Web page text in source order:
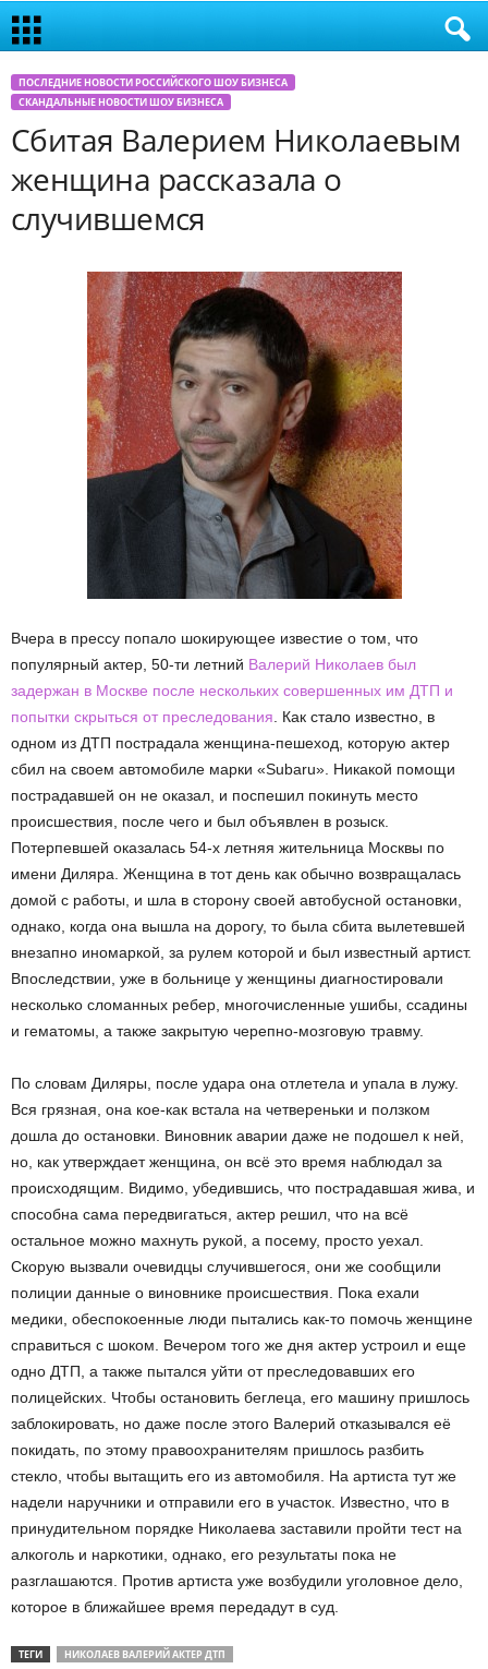
ПОСЛЕДНИЕ НОВОСТИ РОССИЙСКОГО ШОУ БИЗНЕСА
СКАНДАЛЬНЫЕ НОВОСТИ ШОУ БИЗНЕСА
Сбитая Валерием Николаевым
женщина рассказала о
случившемся
Вчера в прессу попало шокирующее известие о том, что
популярный актер, 50-ти летний Валерий Николаев был
задержан в Москве после нескольких совершенных им ДТП и
попытки скрыться от преследования . Как стало известно, в
одном из ДТП пострадала женщина-пешеход, которую актер
сбил на своем автомобиле марки «Subaru». Никакой помощи
пострадавшей он не оказал, и поспешил покинуть место
происшествия, после чего и был объявлен в розыск.
Потерпевшей оказалась 54-х летняя жительница Москвы по
имени Диляра. Женщина в тот день как обычно возвращалась
домой с работы, и шла в сторону своей автобусной остановки,
однако, когда она вышла на дорогу, то была сбита вылетевшей
внезапно иномаркой, за рулем которой и был известный артист.
Впоследствии, уже в больнице у женщины диагностировали
несколько сломанных ребер, многочисленные ушибы, ссадины
и гематомы, а также закрытую черепно-мозговую травму.
По словам Диляры, после удара она отлетела и упала в лужу.
Вся грязная, она кое-как встала на четвереньки и ползком
дошла до остановки. Виновник аварии даже не подошел к ней,
но, как утверждает женщина, он всё это время наблюдал за
происходящим. Видимо, убедившись, что пострадавшая жива, и
способна сама передвигаться, актер решил, что на всё
остальное можно махнуть рукой, а посему, просто уехал.
Скорую вызвали очевидцы случившегося, они же сообщили
полиции данные о виновнике происшествия. Пока ехали
медики, обеспокоенные люди пытались как-то помочь женщине
справиться с шоком. Вечером того же дня актер устроил и еще
одно ДТП, а также пытался уйти от преследовавших его
полицейских. Чтобы остановить беглеца, его машину пришлось
заблокировать, но даже после этого Валерий отказывался её
покидать, по этому правоохранителям пришлось разбить
стекло, чтобы вытащить его из автомобиля. На артиста тут же
надели наручники и отправили его в участок. Известно, что в
принудительном порядке Николаева заставили пройти тест на
алкоголь и наркотики, однако, его результаты пока не
разглашаются. Против артиста уже возбудили уголовное дело,
которое в ближайшее время передадут в суд.
ТЕГИ НИКОЛАЕВ ВАЛЕРИЙ АКТЕР ДТП